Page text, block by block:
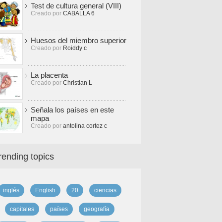
Test de cultura general (VIII)
Creado por CABALLA 6
Huesos del miembro superior
Creado por Roiddy c
La placenta
Creado por Christian L
Señala los países en este
mapa
Creado por antolina cortez c
topics
inglés English 20 ciencias
capitales países geografía